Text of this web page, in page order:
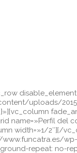
uploads/
name=»Perfil
width=»1/2″][/
repeat: no-